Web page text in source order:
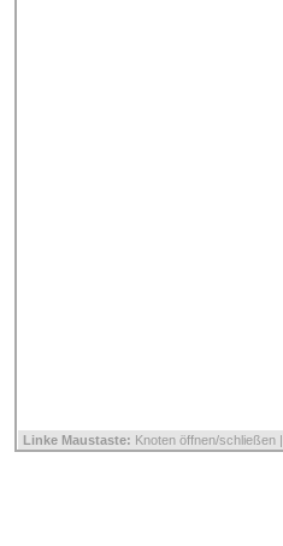
Linke Maustaste: Knoten öffnen/schließen |